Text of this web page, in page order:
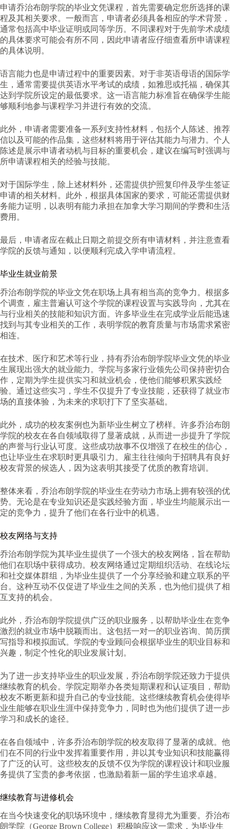
申请乔治布朗学院的毕业文凭课程，首先需要确定您所选择的课
程及其相关要求。一般而言，申请者必须具备相应的学术背景，
通常包括高中毕业证明或同等学历。不同课程对于先前学术成绩
的具体要求可能会有所不同，因此申请者应仔细查看所申请课程
的具体说明。
语言能力也是申请过程中的重要因素。对于非英语母语的国际学
生，通常需要提供英语水平考试的成绩，如雅思或托福，确保其
达到学院所设定的最低要求。这一语言能力标准旨在确保学生能
够顺利地参与课程学习并进行有效的交流。
此外，申请者需要准备一系列支持性材料，包括个人陈述、推荐
信以及可能的作品集，这些材料将用于评估其能力与潜力。个人
陈述是展示申请者动机与目标的重要机会，建议在编写时强调与
所申请课程相关的经验与技能。
对于国际学生，除上述材料外，还需提供护照复印件及学生签证
申请的相关材料。此外，根据具体国家的要求，可能还需提供财
务能力证明，以表明有能力承担在加拿大学习期间的学费和生活
费用。
最后，申请者应在截止日期之前提交所有申请材料，并注意查看
学院的反馈与通知，以便顺利完成入学申请流程。
毕业生就业前景
乔治布朗学院的毕业文凭在职场上具有相当高的竞争力。根据多
个调查，雇主普遍认可这个学院的课程设置与实践导向，尤其在
与行业相关的技能和知识方面。许多毕业生在完成学业后能迅速
找到与其专业相关的工作，表明学院的教育质量与市场需求紧密
相连。
在技术、医疗和艺术等行业，持有乔治布朗学院毕业文凭的毕业
生展现出强大的就业能力。学院与多家行业领先公司保持密切合
作，定期为学生提供实习和就业机会，使他们能够积累实践经
验。通过这些实习，学生不仅提升了专业技能，还获得了就业市
场的直接体验，为未来的求职打下了坚实基础。
此外，成功的校友案例也为新毕业生树立了榜样。许多乔治布朗
学院的校友在各自领域取得了显著成就，从而进一步提升了学院
的声誉与行业认可度。这些成功故事不仅增强了在校生的信心，
也让毕业生在求职时更具吸引力。雇主往往倾向于招聘具有良好
校友背景的候选人，因为这表明其接受了优质的教育培训。
整体来看，乔治布朗学院的毕业生在劳动力市场上拥有较强的优
势。无论是在专业知识还是实践经验方面，毕业生均能展示出一
定的竞争力，提升了他们在各行业中的机遇。
校友网络与支持
乔治布朗学院为其毕业生提供了一个强大的校友网络，旨在帮助
他们在职场中获得成功。校友网络通过定期组织活动、在线论坛
和社交媒体群组，为毕业生提供了一个分享经验和建立联系的平
台。这种互动不仅促进了毕业生之间的关系，也为他们提供了相
互支持的机会。
此外，乔治布朗学院提供广泛的职业服务，以帮助毕业生在竞争
激烈的就业市场中脱颖而出。这包括一对一的职业咨询、简历撰
写指导和模拟面试。学院的专业顾问会根据毕业生的职业目标和
兴趣，制定个性化的职业发展计划。
为了进一步支持毕业生的职业发展，乔治布朗学院还致力于提供
继续教育的机会。学院定期举办各类短期课程和认证项目，帮助
校友不断更新和提升自己的专业技能。这些继续教育机会使得毕
业生能够在职业生涯中保持竞争力，同时也为他们提供了进一步
学习和成长的途径。
在各自领域中，许多乔治布朗学院的校友取得了显著的成就。他
们在不同的行业中发挥着重要作用，并以其专业知识和技能赢得
了广泛的认可。这些校友的反馈不仅为学院的课程设计和职业服
务提供了宝贵的参考依据，也激励着新一届的学生追求卓越。
继续教育与进修机会
在当今快速变化的职场环境中，继续教育显得尤为重要。乔治布
朗学院（George Brown College）积极响应这一需求，为毕业生